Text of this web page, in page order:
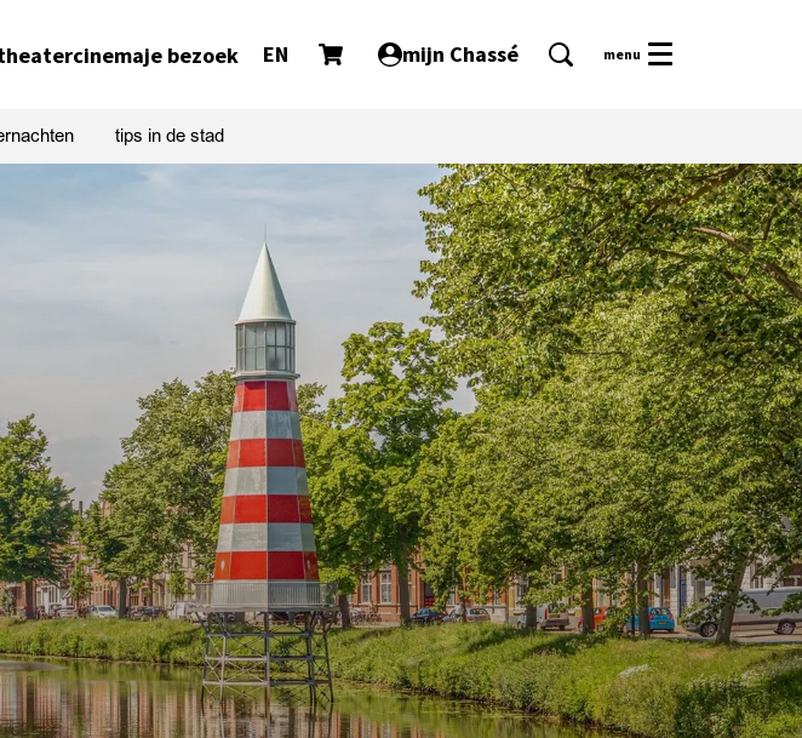
cinemaje bezoek EN mijn Chassé menu
tips in de stad